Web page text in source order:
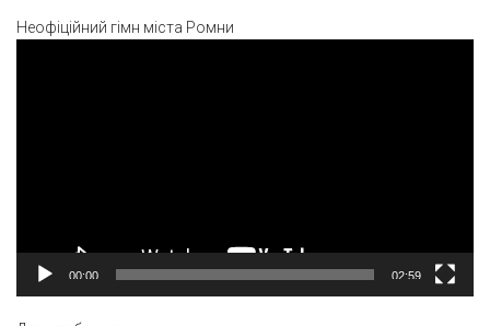
Неофіційний гімн міста Ромни
00:00 02:59